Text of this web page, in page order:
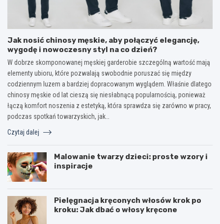
Jak nosić chinosy męskie, aby połączyć elegancję,
wygodę i nowoczesny styl na co dzień?
W dobrze skomponowanej męskiej garderobie szczególną wartość mają
elementy ubioru, które pozwalają swobodnie poruszać się między
codziennym luzem a bardziej dopracowanym wyglądem. Właśnie dlatego
chinosy męskie od lat cieszą się niesłabnącą popularnością, ponieważ
łączą komfort noszenia z estetyką, która sprawdza się zarówno w pracy,
podczas spotkań towarzyskich, jak…
Czytaj dalej
Malowanie twarzy dzieci: proste wzory i
inspiracje
Pielęgnacja kręconych włosów krok po
kroku: Jak dbać o włosy kręcone